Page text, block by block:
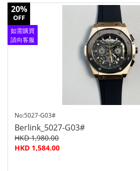
20%
OFF
如需購買
請向客服
No:5027-G03#
Berlink_5027-G03#
HKD 1,980.00
HKD 1,584.00